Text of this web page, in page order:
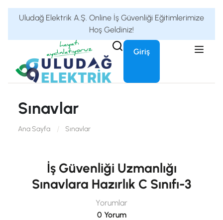
Uludağ Elektrik A.Ş. Online İş Güvenliği Eğitimlerimize
Hoş Geldiniz!
Giriş
Sınavlar
Ana Sayfa Sınavlar
İş Güvenliği Uzmanlığı
Sınavlara Hazırlık C Sınıfı-3
Yorumlar
0 Yorum